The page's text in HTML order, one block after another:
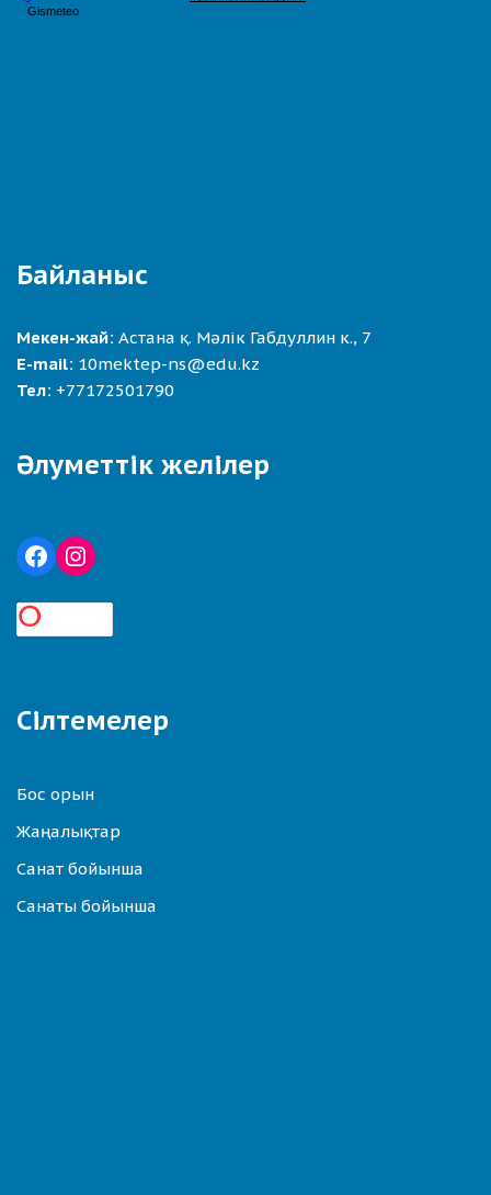
Байланыс
Мекен-жай: Астана қ. Мәлік Габдуллин к., 7
E-mail: 10mektep-ns@edu.kz
Тел: +77172501790
Әлуметтік желілер
Сілтемелер
Бос орын
Жаңалықтар
Санат бойынша
Санаты бойынша